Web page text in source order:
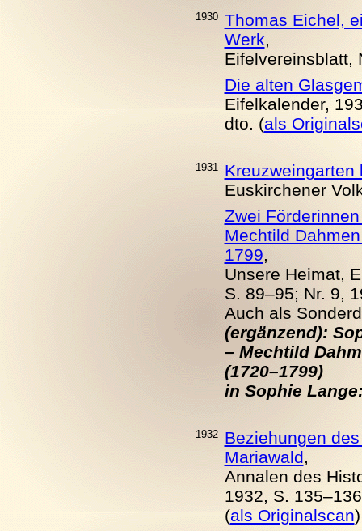
1930 Thomas Eichel,
Werk,
Eifelvereinsblatt,
Die alten
Eifelkalender,
dto. (als
1931
Kreuzweingarten
Euskirchener
Zwei
Mechtild
1799,
Unsere Heimat,
S. 89–95; Nr. 9,
Auch als
(ergänzend):
– Mechtild
(1720–1799)
in Sophie
1932
Beziehungen
Mariawald,
Annalen des
1932, S.
(als Originalscan)